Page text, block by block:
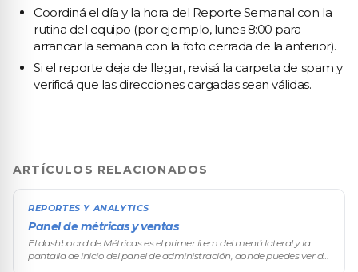
Coordiná el día y la hora del Reporte Semanal con la
rutina del equipo (por ejemplo, lunes 8:00 para
arrancar la semana con la foto cerrada de la anterior).
Si el reporte deja de llegar, revisá la carpeta de spam y
verificá que las direcciones cargadas sean válidas.
ARTÍCULOS RELACIONADOS
REPORTES Y ANALYTICS
Panel de métricas y ventas
El dashboard de Métricas es el primer ítem del menú lateral y la
pantalla de inicio del panel de administración, donde puedes ver de